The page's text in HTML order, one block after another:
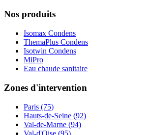
Nos produits
Isomax Condens
ThemaPlus Condens
Isotwin Condens
MiPro
Eau chaude sanitaire
Zones d'intervention
Paris (75)
Hauts-de-Seine (92)
Val-de-Marne (94)
Val-d'Oise (95)